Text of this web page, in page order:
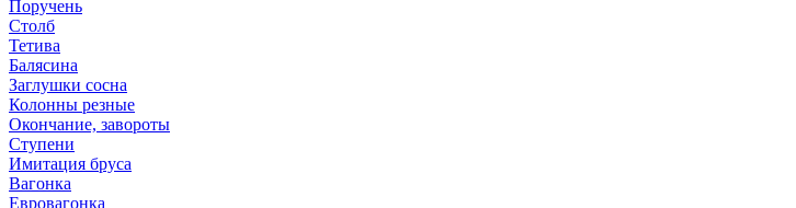
Поручень
Столб
Тетива
Балясина
Заглушки сосна
Колонны резные
Окончание, завороты
Ступени
Имитация бруса
Вагонка
Евровагонка